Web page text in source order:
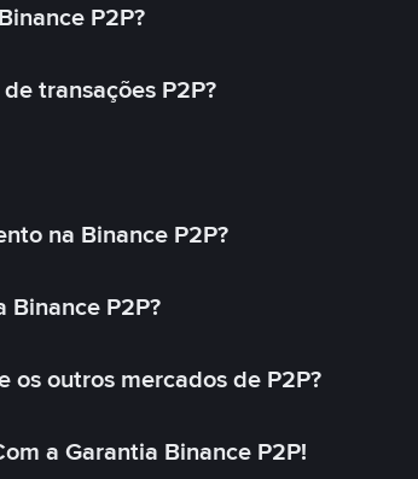
P2P?
transações P2P?
na Binance P2P?
P2P?
os outros mercados de P2P?
a Garantia Binance P2P!